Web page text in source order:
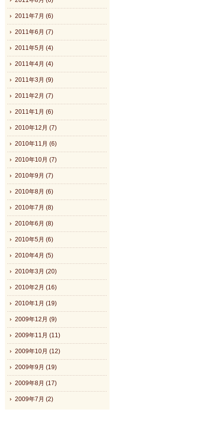
2011年7月 (6)
2011年6月 (7)
2011年5月 (4)
2011年4月 (4)
2011年3月 (9)
2011年2月 (7)
2011年1月 (6)
2010年12月 (7)
2010年11月 (6)
2010年10月 (7)
2010年9月 (7)
2010年8月 (6)
2010年7月 (8)
2010年6月 (8)
2010年5月 (6)
2010年4月 (5)
2010年3月 (20)
2010年2月 (16)
2010年1月 (19)
2009年12月 (9)
2009年11月 (11)
2009年10月 (12)
2009年9月 (19)
2009年8月 (17)
2009年7月 (2)